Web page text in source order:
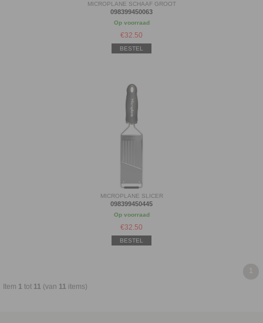
MICROPLANE SCHAAF GROOT
098399450063
Op voorraad
€32.50
BESTEL
MICROPLANE SLICER
098399450445
Op voorraad
€32.50
BESTEL
Item 1 tot 11 (van 11 items)